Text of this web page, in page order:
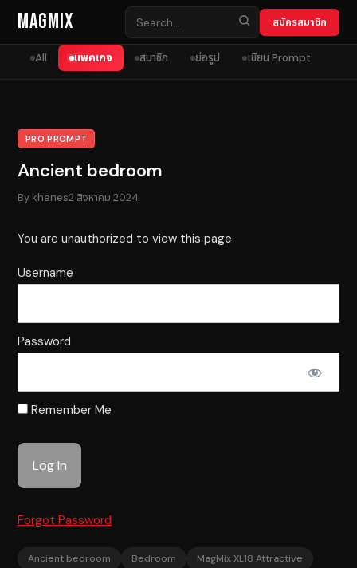
Skip to content
MagMix สมัครสมาชิก
All แพคเกจ สมาชิก ย่อรูป เขียน Prompt
PRO PROMPT
Ancient bedroom
By khanes2 สิงหาคม 2024
You are unauthorized to view this page.
Username
Password
Remember Me
Forgot Password
Ancient bedroom Bedroom MagMix XL18 Attractive